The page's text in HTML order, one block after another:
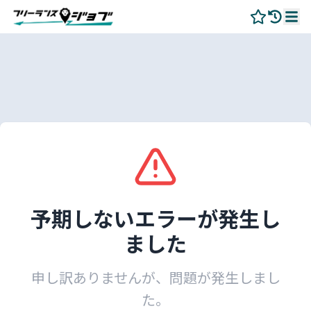
予期しないエラーが発生し
ました
申し訳ありませんが、問題が発生しまし
た。